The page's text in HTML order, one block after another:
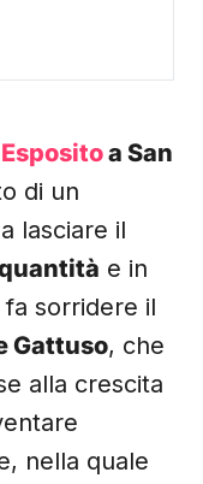
a San
di un
lasciare il
e in
fa sorridere il
Gattuso, che
alla crescita
nella quale